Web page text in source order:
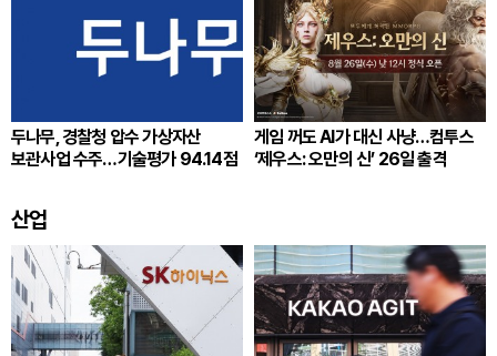
두나무, 경찰청 압수 가상자산
보관사업 수주…기술평가 94.14점
게임 꺼도 AI가 대신 사냥…컴투스
‘제우스: 오만의 신’ 26일 출격
산업